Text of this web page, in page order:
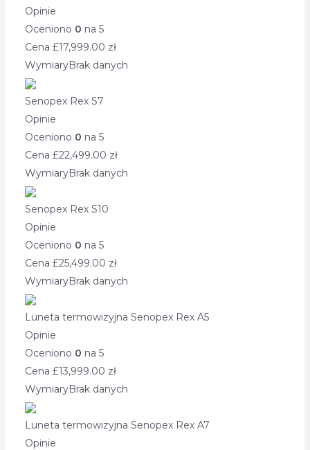
Opinie
Oceniono 0 na 5
Cena £17,999.00 zł
WymiaryBrak danych
Senopex Rex S7
Opinie
Oceniono 0 na 5
Cena £22,499.00 zł
WymiaryBrak danych
Senopex Rex S10
Opinie
Oceniono 0 na 5
Cena £25,499.00 zł
WymiaryBrak danych
Luneta termowizyjna Senopex Rex A5
Opinie
Oceniono 0 na 5
Cena £13,999.00 zł
WymiaryBrak danych
Luneta termowizyjna Senopex Rex A7
Opinie